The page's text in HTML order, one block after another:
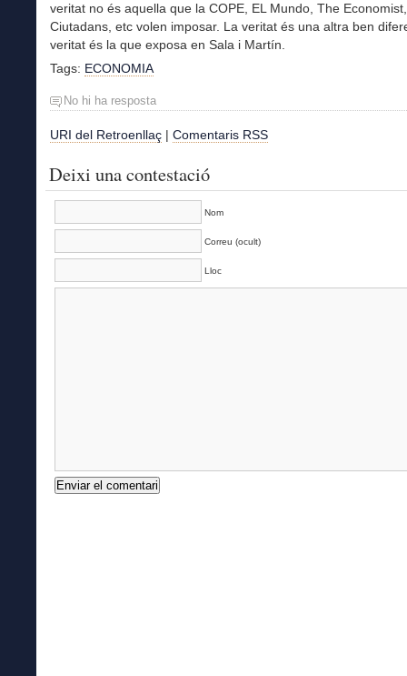
veritat no és aquella que la COPE, EL Mundo, The Economist,
Ciutadans, etc volen imposar. La veritat és una altra ben
veritat és la que exposa en Sala i Martín.
Tags: ECONOMIA
No hi ha resposta
URI del Retroenllaç | Comentaris RSS
Deixi una contestació
Nom
Correu (ocult)
Lloc